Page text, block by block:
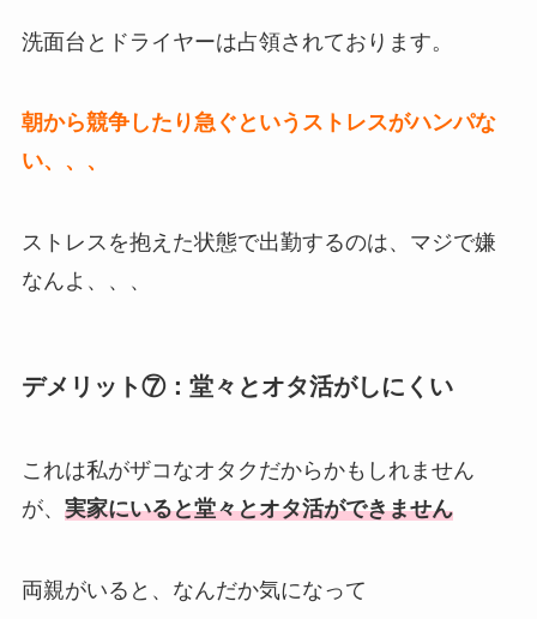
洗面台とドライヤーは占領されております。
朝から競争したり急ぐというストレスがハンパな
い、、、
ストレスを抱えた状態で出勤するのは、マジで嫌
なんよ、、、
デメリット⑦：堂々とオタ活がしにくい
これは私がザコなオタクだからかもしれません
が、 実家にいると堂々とオタ活ができません
両親がいると、なんだか気になって